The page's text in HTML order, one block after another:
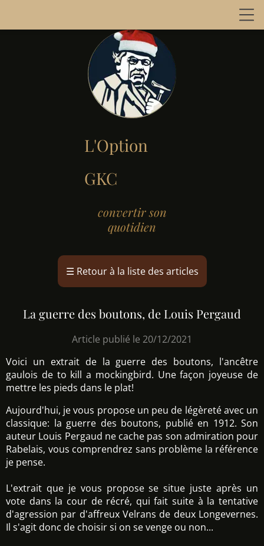
L'Option
GKC
convertir son
quotidien
☰ Retour à la liste des articles
La guerre des boutons, de Louis Pergaud
Article publié le 20/12/2021
Voici un extrait de la guerre des boutons, l'ancêtre
gaulois de to kill a mockingbird. Une façon joyeuse de
mettre les pieds dans le plat!
Aujourd'hui, je vous propose un peu de légèreté avec un
classique: la guerre des boutons, publié en 1912. Son
auteur Louis Pergaud ne cache pas son admiration pour
Rabelais, vous comprendrez sans problème la référence
je pense.
L'extrait que je vous propose se situe juste après un
vote dans la cour de récré, qui fait suite à la tentative
d'agression par d'affreux Velrans de deux Longevernes.
Il s'agit donc de choisir si on se venge ou non...